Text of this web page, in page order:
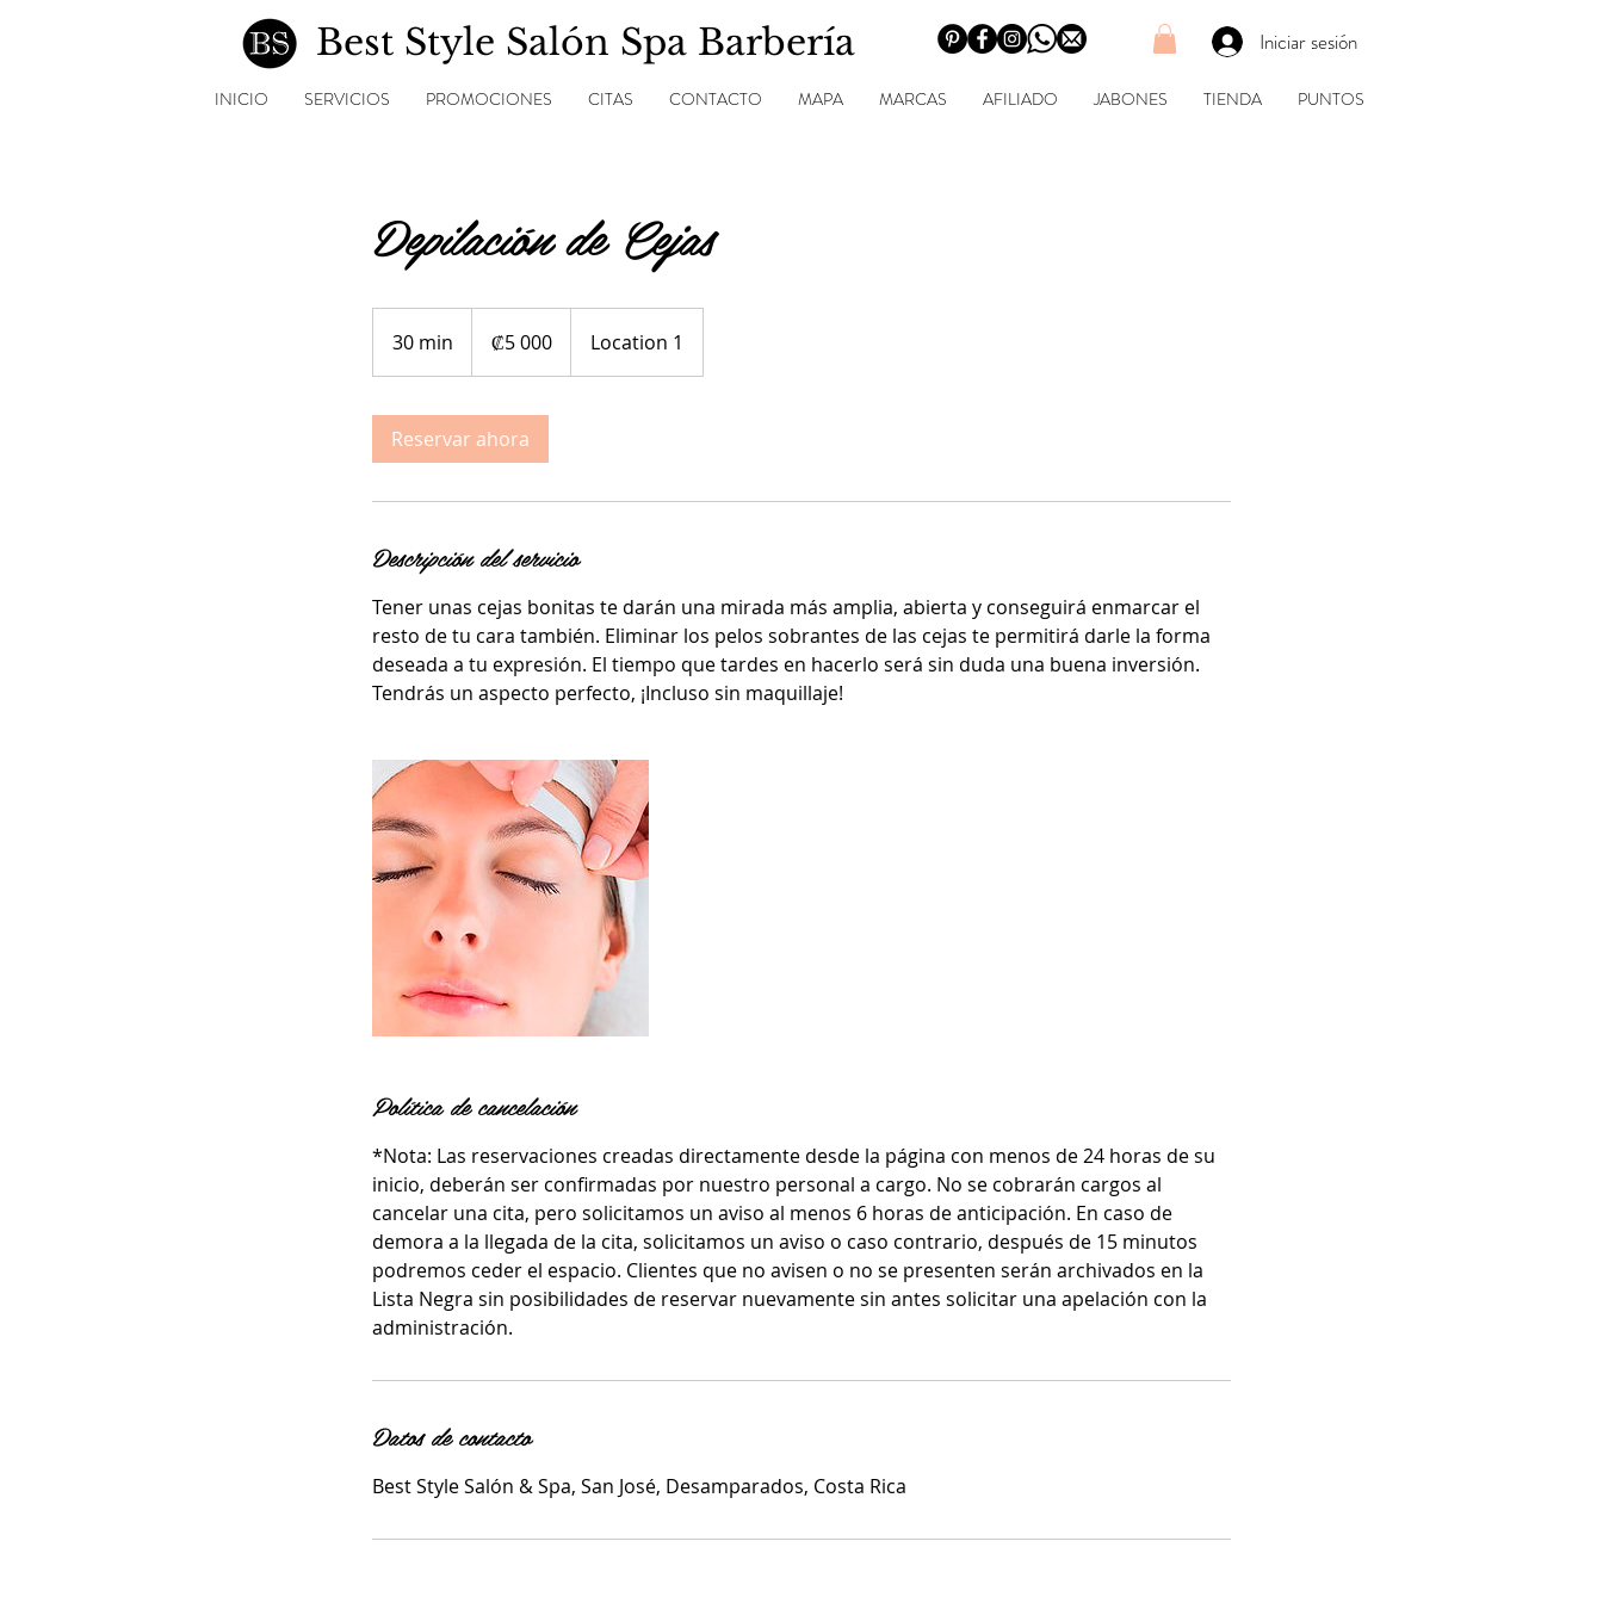
Best Style Salón Spa Barbería Iniciar sesión
INICIO SERVICIOS PROMOCIONES CITAS CONTACTO MAPA MARCAS AFILIADO JABONES TIENDA PUNTOS
Depilación de Cejas
30 min
0
i
costarricenses
₡5 000 Location 1
Reservar ahora
Descripción del servicio
Tener unas cejas bonitas te darán una mirada más amplia, abierta y conseguirá enmarcar el
resto de tu cara también. Eliminar los pelos sobrantes de las cejas te permitirá darle la forma
deseada a tu expresión. El tiempo que tardes en hacerlo será sin duda una buena inversión.
Tendrás un aspecto perfecto, ¡Incluso sin maquillaje!
Política de cancelación
*Nota: Las reservaciones creadas directamente desde la página con menos de 24 horas de su
inicio, deberán ser confirmadas por nuestro personal a cargo. No se cobrarán cargos al
cancelar una cita, pero solicitamos un aviso al menos 6 horas de anticipación. En caso de
demora a la llegada de la cita, solicitamos un aviso o caso contrario, después de 15 minutos
podremos ceder el espacio. Clientes que no avisen o no se presenten serán archivados en la
Lista Negra sin posibilidades de reservar nuevamente sin antes solicitar una apelación con la
administración.
Datos de contacto
Best Style Salón & Spa, San José, Desamparados, Costa Rica